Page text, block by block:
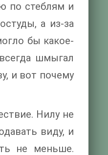
по стеблям и
а из-за
бы какое-
шмыгал
и вот почему
Нилу не
виду, и
не меньше.